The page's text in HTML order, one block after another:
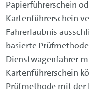
Papierführerschein
Kartenführerschein
Fahrerlaubnis
basierte
Dienstwagenfahrer
Kartenführerschein
Prüfmethode mit der